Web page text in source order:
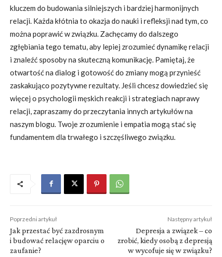
kluczem do budowania silniejszych i bardziej harmonijnych
relacji. Każda kłótnia to okazja do nauki i refleksji nad tym, co
można poprawić w związku. Zachęcamy do dalszego
zgłębiania tego tematu, aby lepiej zrozumieć dynamikę relacji
i znaleźć sposoby na skuteczną komunikację. Pamiętaj, że
otwartość na dialog i gotowość do zmiany mogą przynieść
zaskakująco pozytywne rezultaty. Jeśli chcesz dowiedzieć się
więcej o psychologii męskich reakcji i strategiach naprawy
relacji, zapraszamy do przeczytania innych artykułów na
naszym blogu. Twoje zrozumienie i empatia mogą stać się
fundamentem dla trwałego i szczęśliwego związku.
Poprzedni artykuł
Jak przestać być zazdrosnym
i budować relacjęw oparciu o
zaufanie?
Następny artykuł
Depresja a związek – co
zrobić, kiedy osobą z depresją
w wycofuje się w związku?